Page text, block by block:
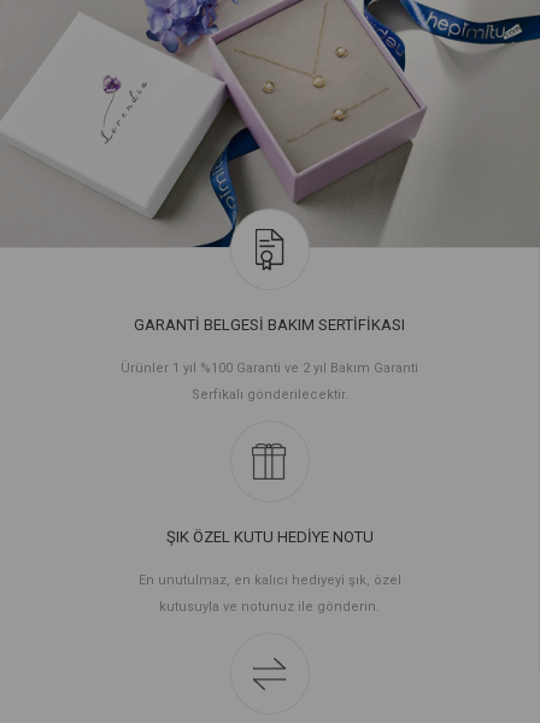
GARANTİ BELGESİ BAKIM SERTİFİKASI
Ürünler 1 yıl %100 Garanti ve 2 yıl Bakım Garanti
Serfikalı gönderilecektir.
ŞIK ÖZEL KUTU HEDİYE NOTU
En unutulmaz, en kalıcı hediyeyi şık, özel
kutusuyla ve notunuz ile gönderin.